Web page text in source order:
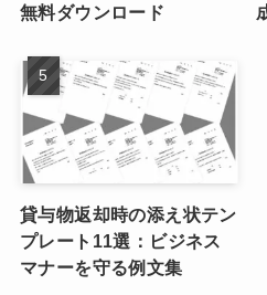
無料ダウンロード
貸与物返却時の添え状テン
プレート11選：ビジネス
マナーを守る例文集